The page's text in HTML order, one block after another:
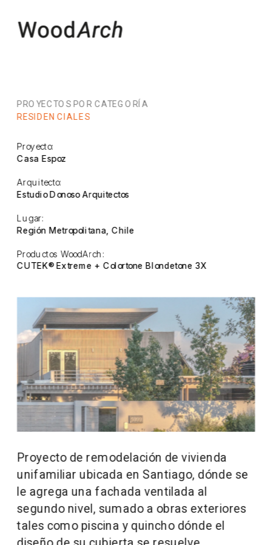
PROYECTOS POR CATEGORÍA
RESIDENCIALES
Proyecto:
Casa Espoz
Arquitecto:
Estudio Donoso Arquitectos
Lugar:
Región Metropolitana, Chile
Productos WoodArch:
CUTEK® Extreme + Colortone Blondetone 3X
Proyecto de remodelación de vivienda
unifamiliar ubicada en Santiago, dónde se
le agrega una fachada ventilada al
segundo nivel, sumado a obras exteriores
tales como piscina y quincho dónde el